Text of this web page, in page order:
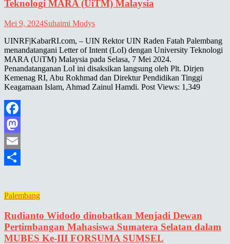
Teknologi MARA (UiTM) Malaysia
Mei 9, 2024Suhaimi Modys
UINRF|KabarRI.com, – UIN Rektor UIN Raden Fatah Palembang
menandatangani Letter of Intent (LoI) dengan University Teknologi
MARA (UiTM) Malaysia pada Selasa, 7 Mei 2024.
Penandatanganan LoI ini disaksikan langsung oleh Plt. Dirjen
Kemenag RI, Abu Rokhmad dan Direktur Pendidikan Tinggi
Keagamaan Islam, Ahmad Zainul Hamdi. Post Views: 1,349
Facebook
Mastodon
Email
Palembang
Rudianto Widodo dinobatkan Menjadi Dewan
Pertimbangan Mahasiswa Sumatera Selatan dalam
MUBES Ke-III FORSUMA SUMSEL